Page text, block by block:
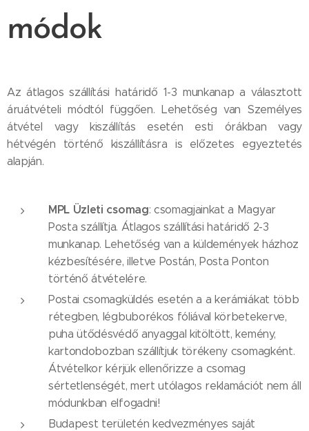
módok
Az átlagos szállítási határidő 1-3 munkanap a választott
áruátvételi módtól függően. Lehetőség van Személyes
átvétel vagy kiszállítás esetén esti órákban vagy
hétvégén történő kiszállításra is előzetes egyeztetés
alapján.
MPL Üzleti csomag: csomagjainkat a Magyar
Posta szállítja. Átlagos szállítási határidő 2-3
munkanap. Lehetőség van a küldemények házhoz
kézbesítésére, illetve Postán, Posta Ponton
történő átvételére.
Postai csomagküldés esetén a a kerámiákat több
rétegben, légbuborékos fóliával körbetekerve,
puha ütődésvédő anyaggal kitöltött, kemény,
kartondobozban szállítjuk törékeny csomagként.
Átvételkor kérjük ellenőrizze a csomag
sértetlenségét, mert utólagos reklamációt nem áll
módunkban elfogadni!
Budapest területén kedvezményes saját